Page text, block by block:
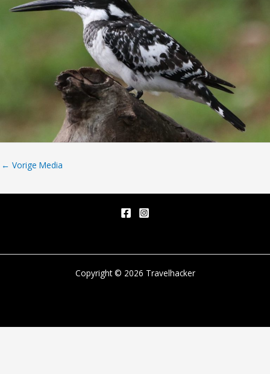
← Vorige Media
Copyright © 2026 Travelhacker